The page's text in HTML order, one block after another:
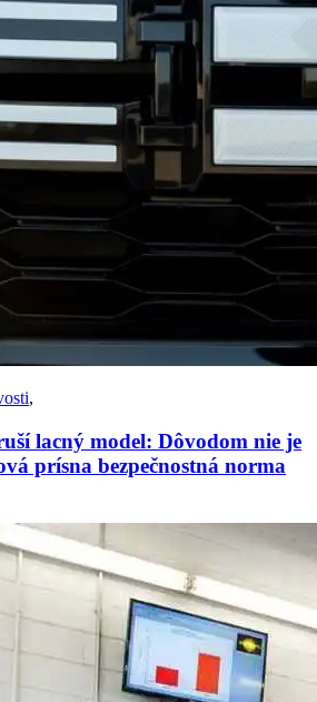
,
lacný model: Dôvodom nie je
prísna bezpečnostná norma